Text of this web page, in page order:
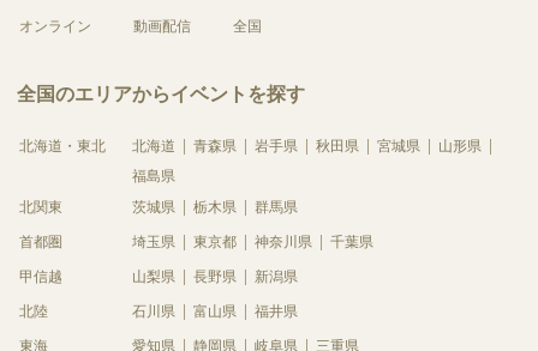
オンライン 動画配信 全国
全国のエリアからイベントを探す
北海道・東北 北海道 青森県 岩手県 秋田県 宮城県
山形県
福島県
北関東
茨城県 栃木県 群馬県
首都圏 埼玉県 東京都 神奈川県 千葉県
甲信越 山梨県 長野県 新潟県
北陸 石川県 富山県 福井県
東海 愛知県 静岡県 岐阜県 三重県